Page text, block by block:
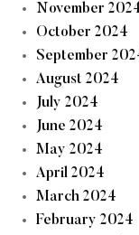
November
October 2024
September
August 2024
July 2024
June 2024
May 2024
April 2024
March 2024
February 2024